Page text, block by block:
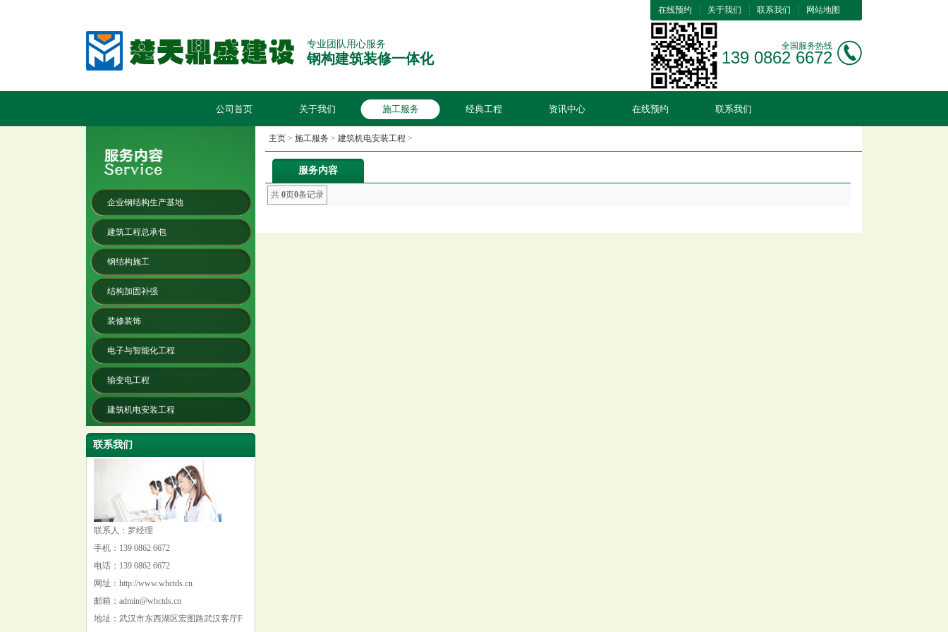
在线预约 关于我们 联系我们 网站地图
专业团队用心服务
钢构建筑装修一体化
全国服务热线
139 0862 6672
公司首页 关于我们 施工服务 经典工程 资讯中心 在线预约 联系我们
企业钢结构生产基地
建筑工程总承包
钢结构施工
结构加固补强
装修装饰
电子与智能化工程
输变电工程
建筑机电安装工程
联系我们
联系人：罗经理
手机：139 0862 6672
电话：139 0862 6672
网址：http://www.whctds.cn
邮箱：admin@whctds.cn
地址：武汉市东西湖区宏图路武汉客厅F
主页 > 施工服务 > 建筑机电安装工程 >
服务内容
共 0页0条记录